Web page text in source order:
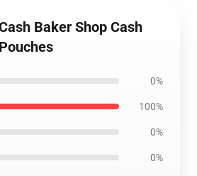
Baker Shop Cash
0%
100%
0%
0%